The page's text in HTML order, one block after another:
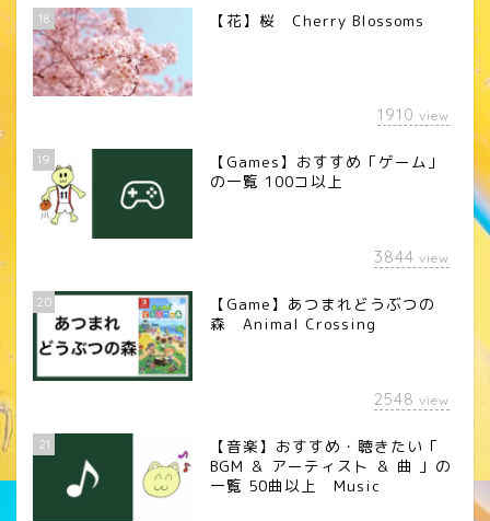
18 【花】桜 Cherry Blossoms
1910 view
19
【Games】おすすめ「ゲーム」
の一覧 100コ以上
3844 view
20
【Game】あつまれどうぶつの
森 Animal Crossing
2548 view
21
【音楽】おすすめ・聴きたい「
BGM ＆ アーティスト ＆ 曲 」の
一覧 50曲以上 Music